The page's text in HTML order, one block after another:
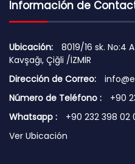
Información de
Ubicación:
8019/16 sk. No:4
Kavşağı, Çiğli /İZMİR
Dirección de Correo:
Número de Teléfono :
+90
Whatsapp :
+90 232 398 02
Ver Ubicación